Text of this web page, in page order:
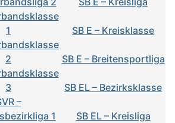
1
SB E – Kreisklasse
2
SB E – Breitensportliga
3
SB EL – Bezirksklasse
–
1
SB EL – Kreisliga